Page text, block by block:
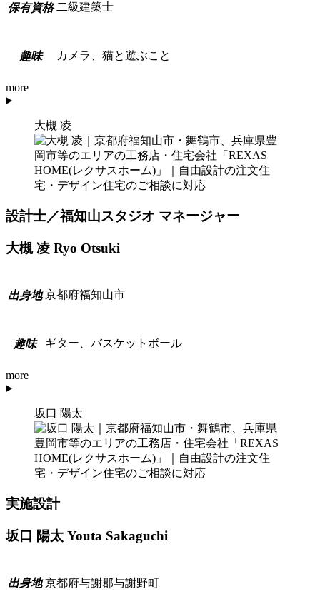
保有資格 二級建築士
趣味 カメラ、猫と遊ぶこと
more
大槻 凌
設計士／福知山スタジオ マネージャー
大槻 凌 Ryo Otsuki
出身地 京都府福知山市
趣味 ギター、バスケットボール
more
坂口 陽太
実施設計
坂口 陽太 Youta Sakaguchi
出身地 京都府与謝郡与謝野町